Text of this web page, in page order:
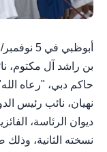
أبوظبي
بن راشد آل مكتوم،
حاكم دبي، "رعاه
نهيان، نائب رئيس
ديوان الرئاسة،
نسخته الثانية،